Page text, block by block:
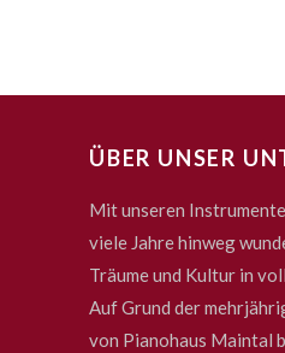
ÜBER UNSER
Mit unseren
viele Jahre hinweg
Träume und Kultur in
Auf Grund der
von Pianohaus Maintal